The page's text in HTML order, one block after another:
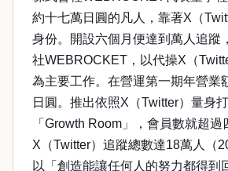
約十七萬日圓的凡人，靠著X（
身份。開設六個月便達到萬人追蹤
社WEBROCKET，以代操X（
為主要工作。在營運第一期年營業
日圓。推出依照X（Twitter）量身
「Growth Room」，會員數就超過
X（Twitter）追蹤總數達18萬人（
以「創造能讓任何人的努力都得到